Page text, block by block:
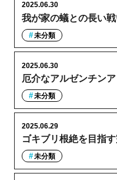
我が家の蟻との長い
2025.06.30
未分類
厄介なアルゼンチン
2025.06.30
未分類
ゴキブリ根絶を目指
2025.06.29
未分類